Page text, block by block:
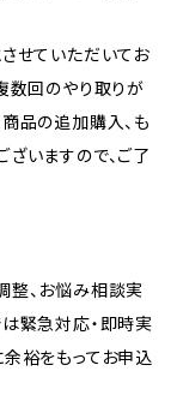
せていただいてお
数回のやり取りが
品の追加購入、も
いますので、ご了
整、お悩み相談実
緊急対応・即時実
裕をもってお申込